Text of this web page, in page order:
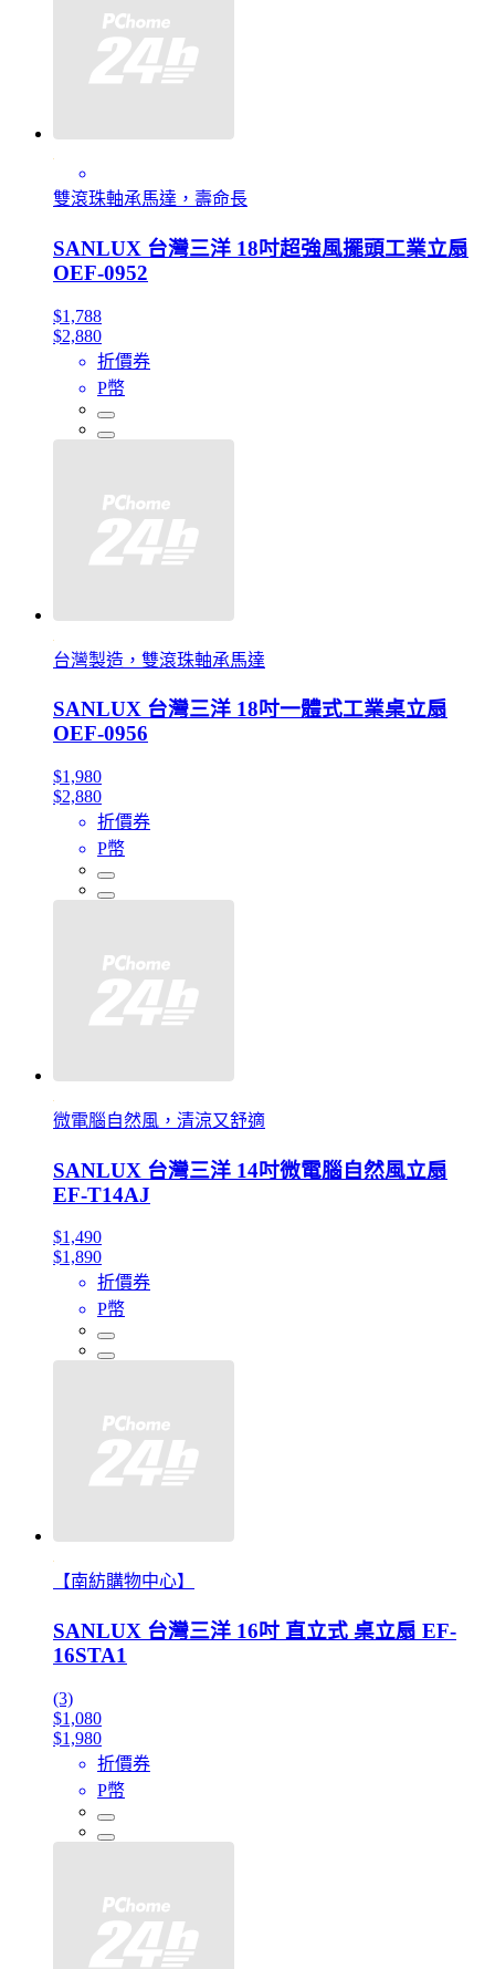
雙滾珠軸承馬達，壽命長
SANLUX 台灣三洋 18吋超強風擺頭工業立扇
OEF-0952
$1,788
$2,880
折價券
P幣
台灣製造，雙滾珠軸承馬達
SANLUX 台灣三洋 18吋一體式工業桌立扇
OEF-0956
$1,980
$2,880
折價券
P幣
微電腦自然風，清涼又舒適
SANLUX 台灣三洋 14吋微電腦自然風立扇
EF-T14AJ
$1,490
$1,890
折價券
P幣
【南紡購物中心】
SANLUX 台灣三洋 16吋 直立式 桌立扇 EF-
16STA1
(3)
$1,080
$1,980
折價券
P幣